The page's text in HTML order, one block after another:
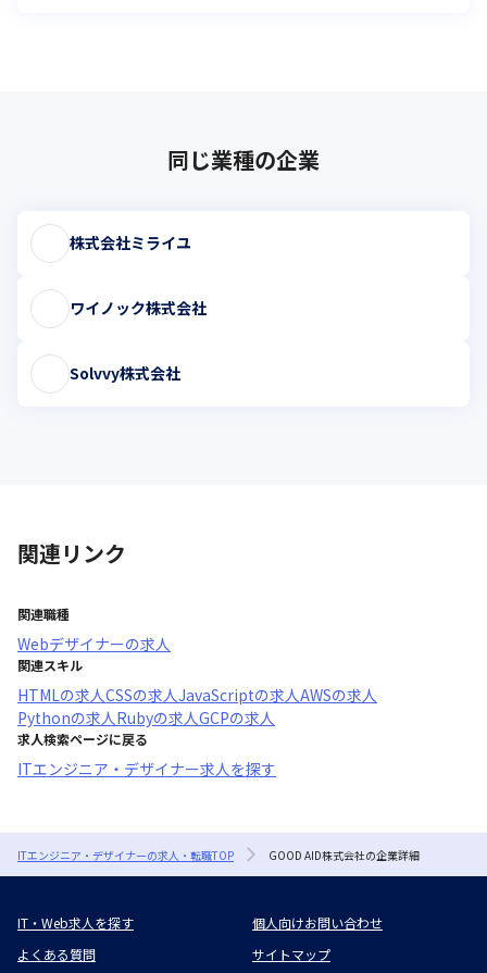
同じ業種の企業
株式会社ミライユ
ワイノック株式会社
Solvvy株式会社
関連リンク
関連職種
Webデザイナーの求人
関連スキル
HTMLの求人CSSの求人JavaScriptの求人AWSの求人
Pythonの求人 Rubyの求人GCPの求人
求人検索ページに戻る
ITエンジニア・デザイナー求人を探す
ITエンジニア・デザイナーの求人・転職TOP GOOD AID株式会社の企業詳細
IT・Web求人を探す
個人向けお問い合わせ
よくある質問
サイトマップ